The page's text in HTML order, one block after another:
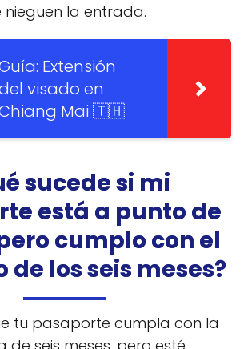
la entrada.
Extensión
visado en
Mai 🇹🇭
sucede si mi
está a punto de
cumplo con el
de los seis meses?
tu pasaporte cumpla con la